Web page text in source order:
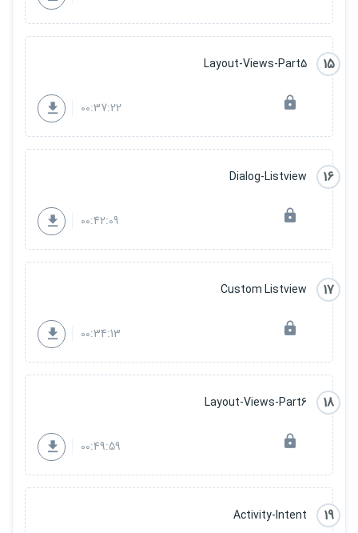
15
Layout-Views-Part5
00:37:22
16
Dialog-Listview
00:42:09
17
Custom Listview
00:34:13
18
Layout-Views-Part6
00:49:59
19
Activity-Intent